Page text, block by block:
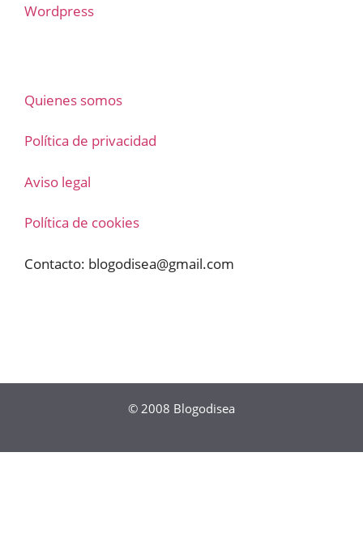
Wordpress
Quienes somos
Política de privacidad
Aviso legal
Política de cookies
Contacto: blogodisea@gmail.com
© 2008 Blogodisea